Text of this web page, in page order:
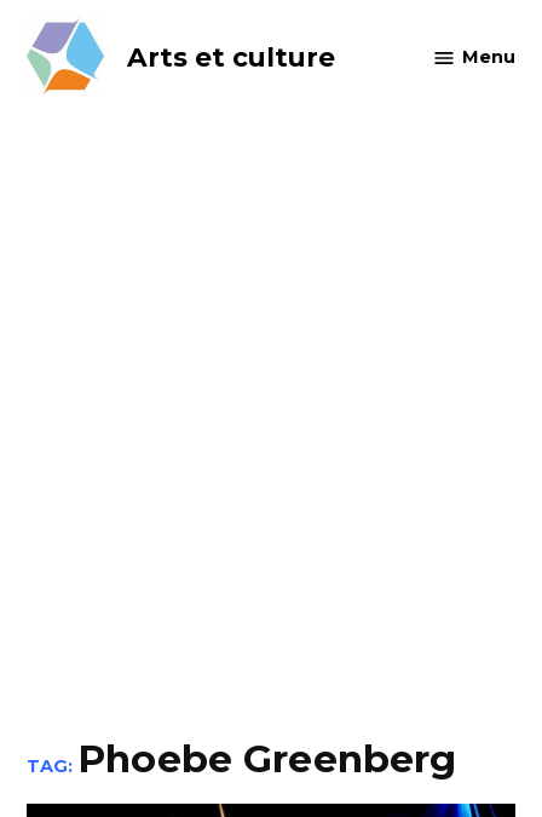
content
Arts et culture Menu
TAG: Phoebe Greenberg